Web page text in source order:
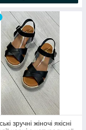
зручні жіночі якісні